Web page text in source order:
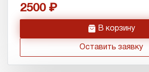
2500
h В корзину
Оставить заявку